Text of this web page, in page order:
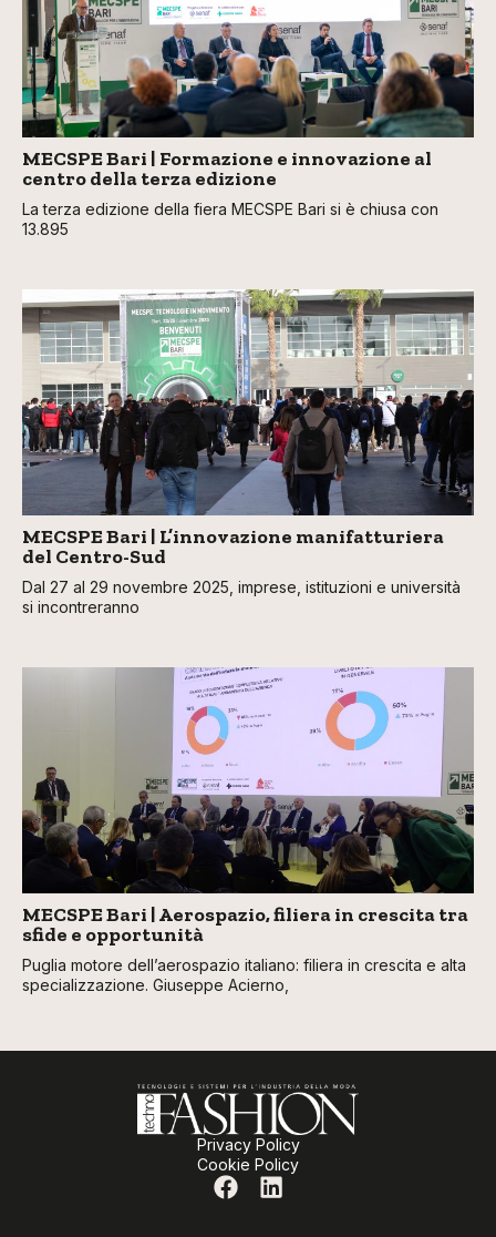
MECSPE Bari | Formazione e innovazione al
centro della terza edizione
La terza edizione della fiera MECSPE Bari si è chiusa con
13.895
MECSPE Bari | L’innovazione manifatturiera
del Centro-Sud
Dal 27 al 29 novembre 2025, imprese, istituzioni e università
si incontreranno
MECSPE Bari | Aerospazio, filiera in crescita tra
sfide e opportunità
Puglia motore dell’aerospazio italiano: filiera in crescita e alta
specializzazione. Giuseppe Acierno,
Privacy Policy
Cookie Policy